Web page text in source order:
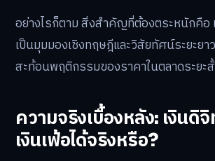
อย่างไรก็ตาม สิ่งสำคัญที่ต้องตระหนักคือ
เป็นมุมมองเชิงทฤษฎีและวิสัยทัศน์ระยะยา
สะท้อนพฤติกรรมของราคาในตลาดระยะ
ความจริงเบื้องหลัง: เงินดิ
เงินเฟ้อได้จริงหรือ?